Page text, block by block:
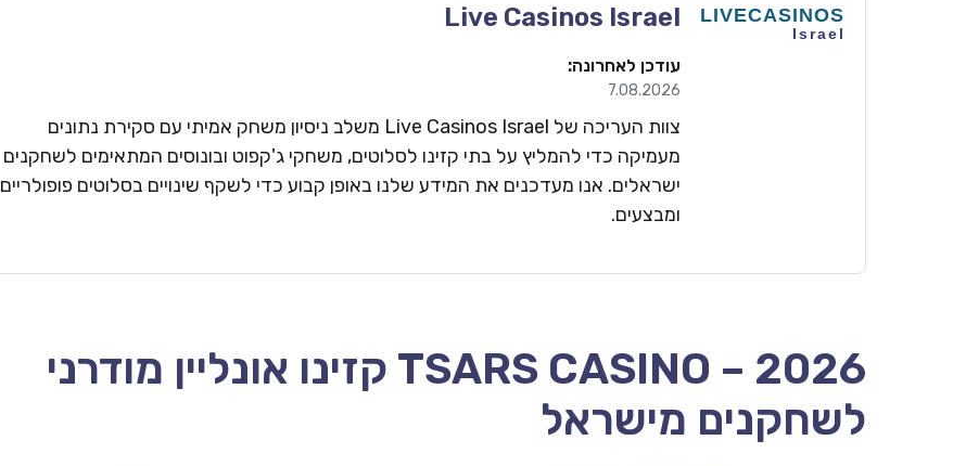
Live Casinos Israel
עודכן לאחרונה:
7.08.2026
צוות העריכה של Live Casinos Israel משלב ניסיון משחק אמיתי עם סקירת נתונים
מעמיקה כדי להמליץ על בתי קזינו לסלוטים, משחקי ג'קפוט ובונוסים המתאימים לשחקנים
ישראלים. אנו מעדכנים את המידע שלנו באופן קבוע כדי לשקף שינויים בסלוטים פופולריים
ומבצעים.
TSARS CASINO – 2026 קזינו אונליין מודרני
לשחקנים מישראל